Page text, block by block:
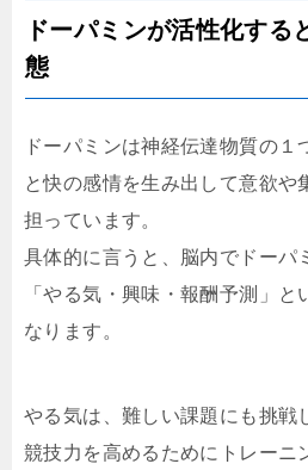
ドーパミンが活性化する
態
ドーパミンは神経伝達物質の１
と快の感情を生み出して意欲や
担っています。
具体的に言うと、脳内でドーパ
「やる気・興味・報酬予測」と
なります。
やる気は、難しい課題にも挑戦
競技力を高めるためにトレーニ